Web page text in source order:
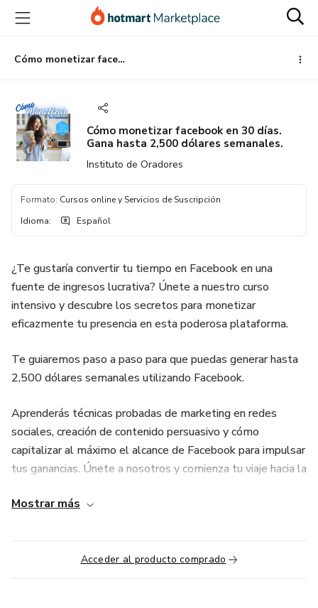
principal
página
de
página
Cómo monetizar facebook en 30 días. Gana hasta 2,500 dólares semanales.
Cómo monetizar facebook en 30 días.
Gana hasta 2,500 dólares semanales.
Instituto de Oradores
Formato: Cursos online y Servicios de Suscripción
Idioma: Español
¿Te gustaría convertir tu tiempo en Facebook en una
fuente de ingresos lucrativa? Únete a nuestro curso
intensivo y descubre los secretos para monetizar
eficazmente tu presencia en esta poderosa plataforma.
Te guiaremos paso a paso para que puedas generar hasta
2,500 dólares semanales utilizando Facebook.
Aprenderás técnicas probadas de marketing en redes
sociales, creación de contenido persuasivo y cómo
capitalizar al máximo el alcance de Facebook para impulsar
tus ganancias. Únete a nosotros y comienza tu viaje hacia la
Mostrar más
Acceder al producto comprado